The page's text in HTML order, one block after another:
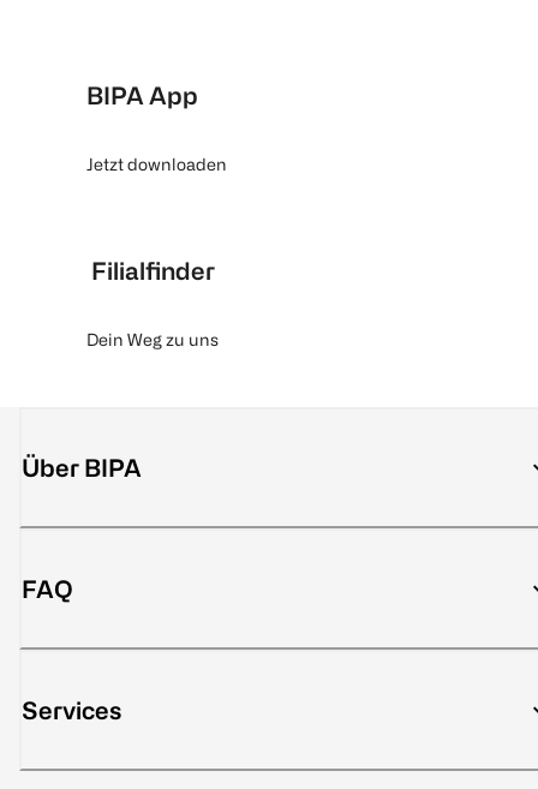
BIPA App
Jetzt downloaden
Filialfinder
Dein Weg zu uns
Über BIPA
FAQ
Services